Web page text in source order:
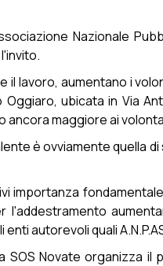
Nazionale
il lavoro, aumentano i
Oggiaro, ubicata in Via
ancora maggiore ai
è ovviamente quella
importanza
l'addestramento
autorevoli quali
SOS Novate organizza